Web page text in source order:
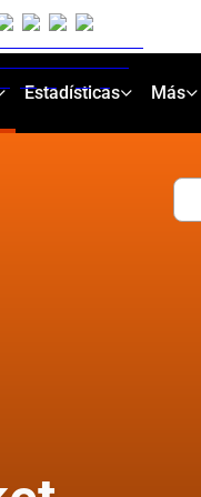
Estadísticas Más